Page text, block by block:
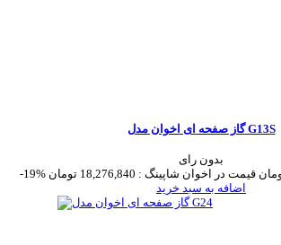
گاز صفحه ای اخوان مدل G13S
بدون رای
-19%
قیمت در اخوان شاپینگ : 18,276,840 تومان
اضافه به سبد خرید